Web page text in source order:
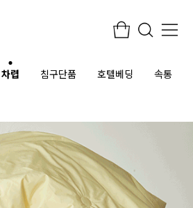
차렵 침구단품 호텔베딩 속통